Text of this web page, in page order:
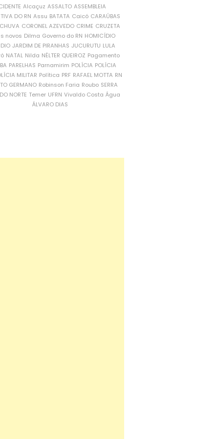
Alcaçuz ASSALTO ASSEMBLEIA
DO RN Assu BATATA Caicó CARAÚBAS
CORONEL AZEVEDO CRIME CRUZETA
novos Dilma Governo do RN HOMICÍDIO
JARDIM DE PIRANHAS JUCURUTU LULA
NATAL Nilda NÉLTER QUEIROZ Pagamento
PARELHAS Parnamirim POLÍCIA POLÍCIA
MILITAR Política PRF RAFAEL MOTTA RN
GERMANO Robinson Faria Roubo SERRA
NORTE Temer UFRN Vivaldo Costa Água
ÁLVARO DIAS